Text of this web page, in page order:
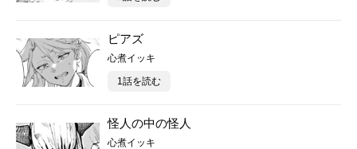
ピアズ
心煮イッキ
1話を読む
怪人の中の怪人
心煮イッキ